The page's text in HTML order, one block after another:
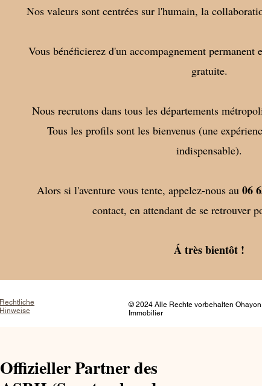
Nos valeurs sont centrées sur l'humain, la
Vous bénéficierez d'un accompagnement
gratuite.
Nous recrutons dans tous les départements
Tous les profils sont les bienvenus (une
indispensable).
Alors si l'aventure vous tente, appelez-nous au 06
contact, en attendant de se retrouver
Á très bientôt !
Rechtliche
Hinweise
© 2024 Alle Rechte vorbehalten Ohayon
Immobilier
Offizieller Partner des